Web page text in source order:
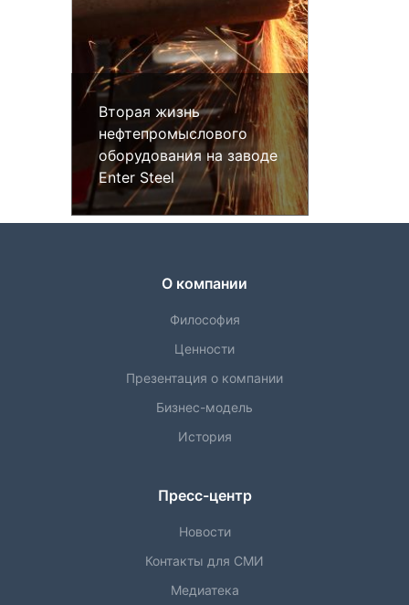
Вторая жизнь
нефтепромыслового
оборудования на заводе
Enter Steel
О компании
Философия
Ценности
Презентация о компании
Бизнес-модель
История
Пресс-центр
Новости
Контакты для СМИ
Медиатека